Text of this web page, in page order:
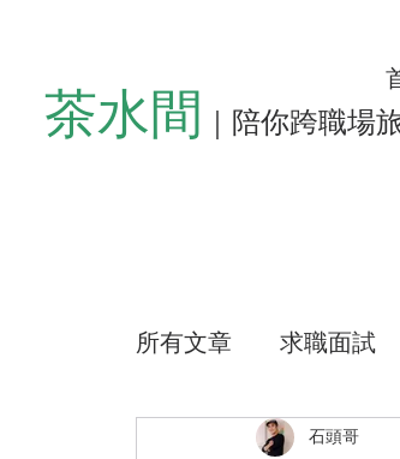
茶水間 ｜陪你跨職場
所有文章 求職面試
懶人沙發 左心房
石頭哥